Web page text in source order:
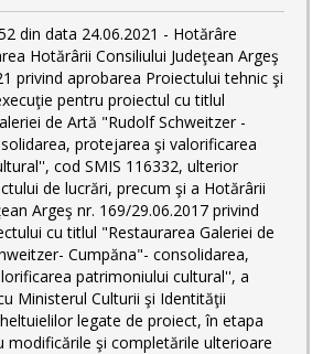
din data 24.06.2021 - Hotărâre
Hotărârii Consiliului Judeţean Argeş
privind aprobarea Proiectului tehnic şi
pentru proiectul cu titlul
de Artă "Rudolf Schweitzer -
protejarea şi valorificarea
cod SMIS 116332, ulterior
de lucrări, precum şi a Hotărârii
Argeş nr. 169/29.06.2017 privind
cu titlul "Restaurarea Galeriei de
Cumpăna"- consolidarea,
patrimoniului cultural'', a
Ministerul Culturii şi Identităţii
legate de proiect, în etapa
modificările şi completările ulterioare